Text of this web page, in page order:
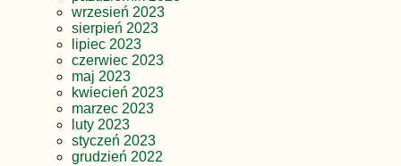
wrzesień 2023
sierpień 2023
lipiec 2023
czerwiec 2023
maj 2023
kwiecień 2023
marzec 2023
luty 2023
styczeń 2023
grudzień 2022